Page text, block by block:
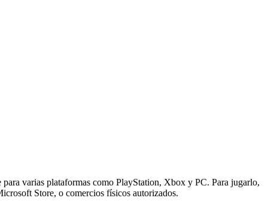
varias plataformas como PlayStation, Xbox y PC. Para jugarlo,
Store, o comercios físicos autorizados.